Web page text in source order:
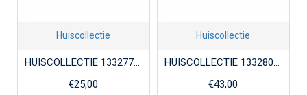
Huiscollectie
HUISCOLLECTIE 1332775 ZILVEREN ENKELBANDJE FANTASIESCHAKEL
€25,00
Huiscollectie
HUISCOLLECTIE 1332809 ZILVEREN ENKELBANDJE BOLLETJES
€43,00